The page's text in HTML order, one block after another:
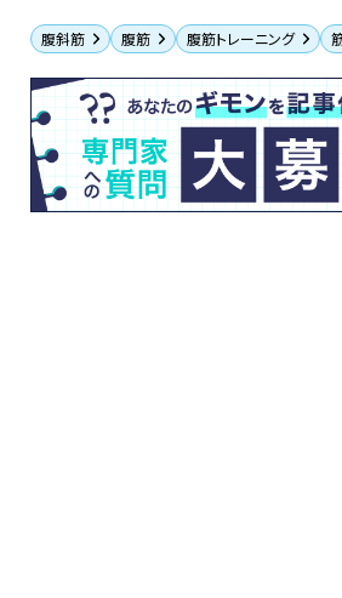
腹斜筋 腹筋 腹筋トレーニング